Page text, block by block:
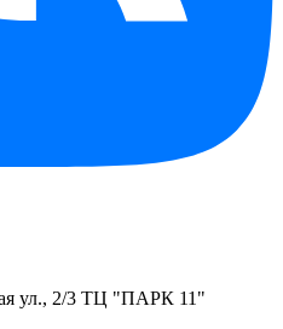
ул., 2/3 ТЦ "ПАРК 11"